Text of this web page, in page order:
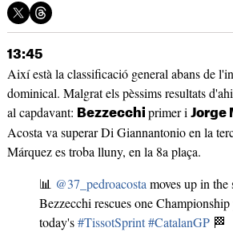
13:45
Així està la classificació general abans de
dominical. Malgrat els pèssims resultats
al capdavant: Bezzecchi primer i Jorge
Acosta va superar Di Giannantonio en la
Márquez es troba lluny, en la 8a plaça.
📊 @37_pedroacosta moves up in the
Bezzecchi rescues one
today's#TissotSprint#CatalanGP🏁